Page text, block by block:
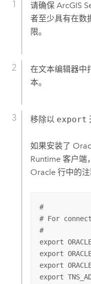
请确保 ArcGIS
者至少具有在数
限。
在文本编辑器中
本。
移除以 export
如果安装了
Runtime 客户端
Oracle行中的注
#
# For
#
export
export
export
export